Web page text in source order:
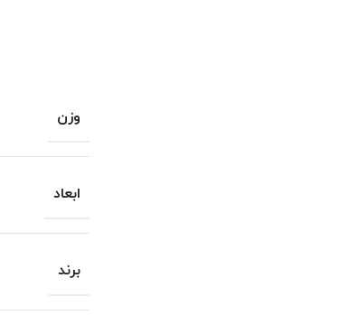
وزن
ابعاد
برند